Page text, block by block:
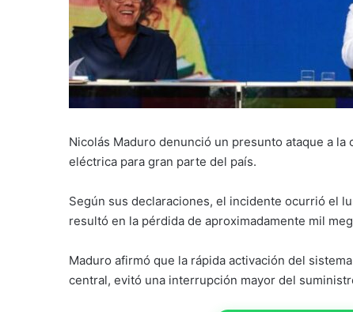
Nicolás Maduro denunció un presunto ataque a
eléctrica para gran parte del país.
Según sus declaraciones, el incidente ocurrió el
resultó en la pérdida de aproximadamente mil
Maduro afirmó que la rápida activación del
central, evitó una interrupción mayor del